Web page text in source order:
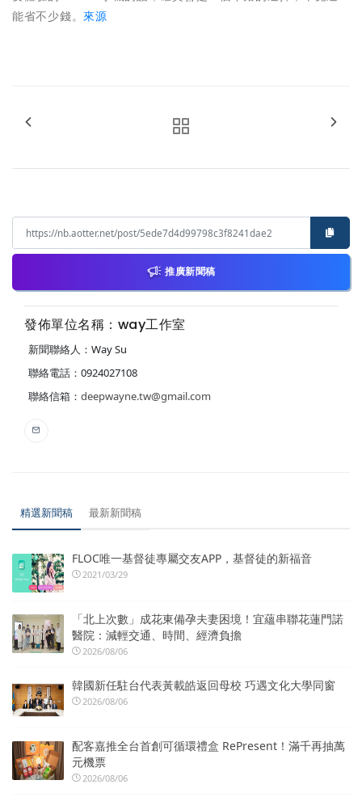
能省不少錢。來源
推廣新聞稿
發佈單位名稱：way工作室
新聞聯絡人：Way Su
聯絡電話：0924027108
聯絡信箱： deepwayne.tw@gmail.com
精選新聞稿 最新新聞稿
FLOC唯一基督徒專屬交友APP，基督徒的新福音
2021/03/29
「北上次數」成花東備孕夫妻困境！宜蘊串聯花蓮門諾
醫院：減輕交通、時間、經濟負擔
2026/08/06
韓國新任駐台代表黃載皓返回母校 巧遇文化大學同窗
2026/08/06
配客嘉推全台首創可循環禮盒 RePresent！滿千再抽萬
元機票
2026/08/06